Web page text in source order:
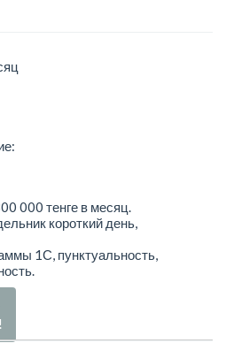
000 тенге в месяц.
короткий день,
1С, пунктуальность,